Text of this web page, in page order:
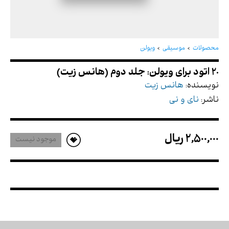
محصولات موسیقی ویولن
نویسنده: هانس زیت
ناشر: نای و نی
2,500,000 ريال موجود نیست